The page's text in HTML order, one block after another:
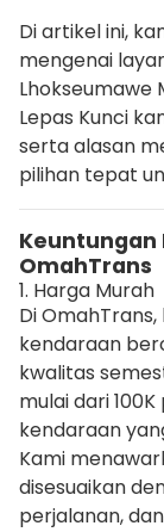
Di artikel ini,
mengenai
Lhokseumawe
Lepas Kunci
serta alasan
pilihan tepat
Keuntungan
OmahTrans
1. Harga Murah
Di
kendaraan
kwalitas
mulai dari
kendaraan
Kami
disesuaikan
perjalanan,